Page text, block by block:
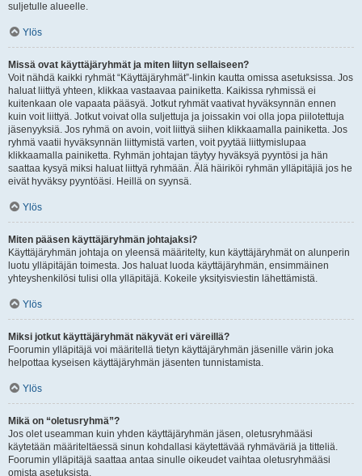
suljetulle alueelle.
Ylös
Missä ovat käyttäjäryhmät ja miten liityn sellaiseen?
Voit nähdä kaikki ryhmät “Käyttäjäryhmät”-linkin kautta omissa asetuksissa. Jos
haluat liittyä yhteen, klikkaa vastaavaa painiketta. Kaikissa ryhmissä ei
kuitenkaan ole vapaata pääsyä. Jotkut ryhmät vaativat hyväksynnän ennen
kuin voit liittyä. Jotkut voivat olla suljettuja ja joissakin voi olla jopa piilotettuja
jäsenyyksiä. Jos ryhmä on avoin, voit liittyä siihen klikkaamalla painiketta. Jos
ryhmä vaatii hyväksynnän liittymistä varten, voit pyytää liittymislupaa
klikkaamalla painiketta. Ryhmän johtajan täytyy hyväksyä pyyntösi ja hän
saattaa kysyä miksi haluat liittyä ryhmään. Älä häiriköi ryhmän ylläpitäjiä jos he
eivät hyväksy pyyntöäsi. Heillä on syynsä.
Ylös
Miten pääsen käyttäjäryhmän johtajaksi?
Käyttäjäryhmän johtaja on yleensä määritelty, kun käyttäjäryhmät on alunperin
luotu ylläpitäjän toimesta. Jos haluat luoda käyttäjäryhmän, ensimmäinen
yhteyshenkilösi tulisi olla ylläpitäjä. Kokeile yksityisviestin lähettämistä.
Ylös
Miksi jotkut käyttäjäryhmät näkyvät eri väreillä?
Foorumin ylläpitäjä voi määritellä tietyn käyttäjäryhmän jäsenille värin joka
helpottaa kyseisen käyttäjäryhmän jäsenten tunnistamista.
Ylös
Mikä on “oletusryhmä”?
Jos olet useamman kuin yhden käyttäjäryhmän jäsen, oletusryhmääsi
käytetään määriteltäessä sinun kohdallasi käytettävää ryhmäväriä ja titteliä.
Foorumin ylläpitäjä saattaa antaa sinulle oikeudet vaihtaa oletusryhmääsi
omista asetuksista.